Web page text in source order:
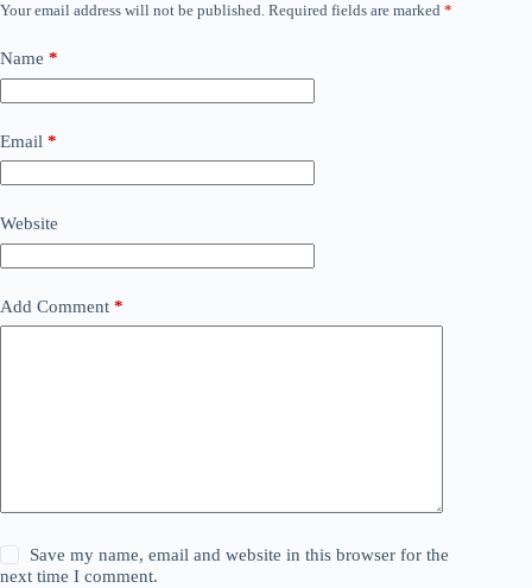
Your email address will not be published. Required fields are marked *
Name *
Email *
Website
Add Comment *
Save my name, email and website in this browser for the
next time I comment.